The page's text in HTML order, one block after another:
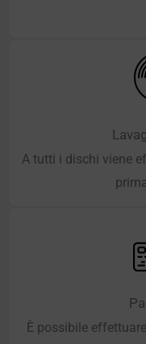
A tutti i dischi viene
È possibile